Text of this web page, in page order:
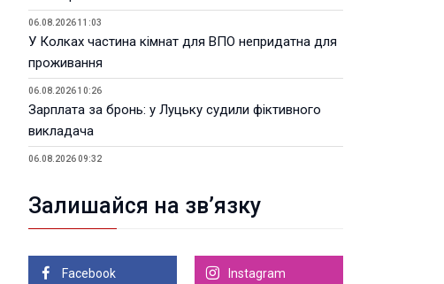
06.08.2026 11:03
У Колках частина кімнат для ВПО непридатна для
проживання
06.08.2026 10:26
Зарплата за бронь: у Луцьку судили фіктивного
викладача
06.08.2026 09:32
05.08.2026 21:18
Порівняння телеоб'єктивів Sigma Sports та Sony G-
05.08.2026 21:00
Залишайся на зв’язку
Facebook Instagram